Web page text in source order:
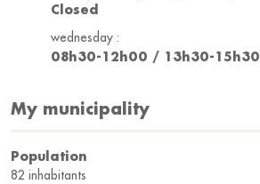
Closed
wednesday :
08h30-12h00 / 13h30-15h30
My municipality
Population
82 inhabitants